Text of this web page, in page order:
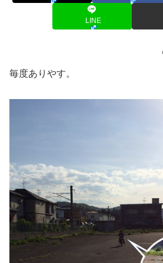
LINE
毎度ありやす。